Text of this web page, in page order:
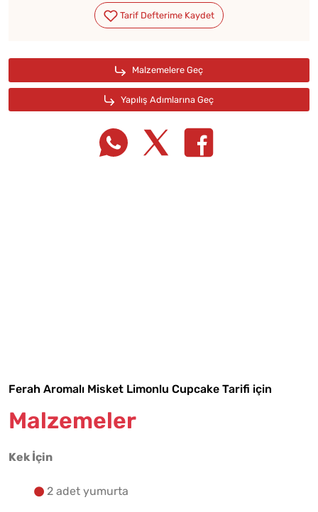
Tarif Defterime Kaydet
Ferah Aromalı Misket Limonlu Cupcake Tarifi için
Malzemeler
Kek İçin
2 adet yumurta